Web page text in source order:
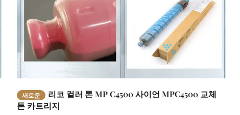
새로운
리코 컬러 톤 MP C4500 사이언 MPC4500 교체
톤 카트리지